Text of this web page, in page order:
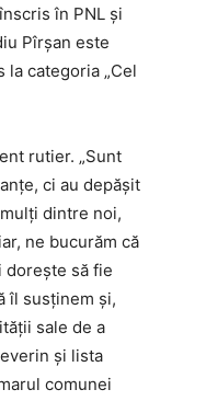
în PNL şi
Pîrşan este
la categoria „Cel
rutier. „Sunt
ci au depăşit
dintre noi,
ne bucurăm că
dorește să fie
îl susținem și,
sale de a
și lista
comunei